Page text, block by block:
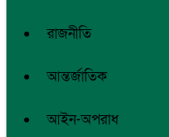
রাজনীতি
আন্তর্জাতিক
আইন-অপরাধ